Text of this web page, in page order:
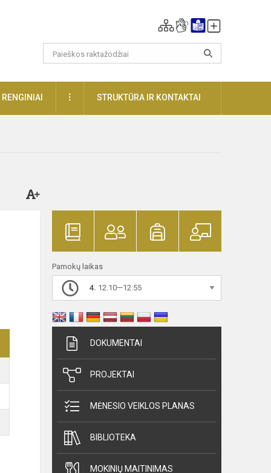
RENGINIAI DAUGIAUSTRUKTŪRA IR KONTAKTAI
Pamokų laikas
4. 12.10—12.55
DOKUMENTAI
PROJEKTAI
MĖNESIO VEIKLOS PLANAS
BIBLIOTEKA
MOKINIŲ MAITINIMAS